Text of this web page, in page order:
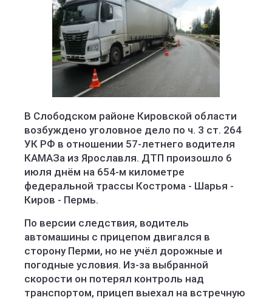
Полиция Кировской области
В Слободском районе Кировской области
возбуждено уголовное дело по ч. 3 ст. 264
УК РФ в отношении 57-летнего водителя
КАМАЗа из Ярославля. ДТП произошло 6
июля днём на 654-м километре
федеральной трассы Кострома - Шарья -
Киров - Пермь.
По версии следствия, водитель
автомашины с прицепом двигался в
сторону Перми, но не учёл дорожные и
погодные условия. Из-за выбранной
скорости он потерял контроль над
транспортом, прицеп выехал на встречную